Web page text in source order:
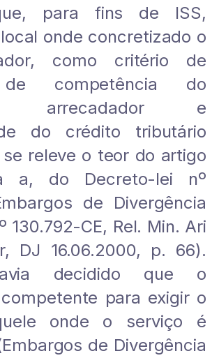
para fins de ISS,
onde concretizado o
como critério de
competência do
arrecadador e
do crédito tributário
releve o teor do artigo
a, do Decreto-lei nº
de Divergência
130.792-CE, Rel. Min. Ari
DJ 16.06.2000, p. 66).
decidido que o
para exigir o
onde o serviço é
de Divergência